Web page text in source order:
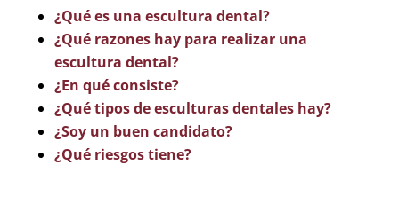
¿Qué es una escultura dental?
¿Qué razones hay para realizar una
escultura dental?
¿En qué consiste?
¿Qué tipos de esculturas dentales hay?
¿Soy un buen candidato?
¿Qué riesgos tiene?